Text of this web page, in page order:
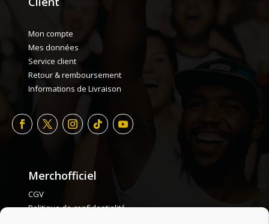
Mon compte
Mes données
Service client
Retour & remboursement
Informations de Livraison
Merchofficiel
CGV
Politique de confidentialité